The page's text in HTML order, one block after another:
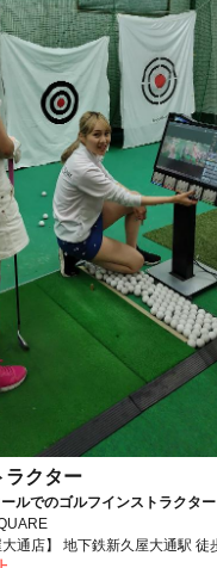
ラクター
ルでのゴルフインストラクター